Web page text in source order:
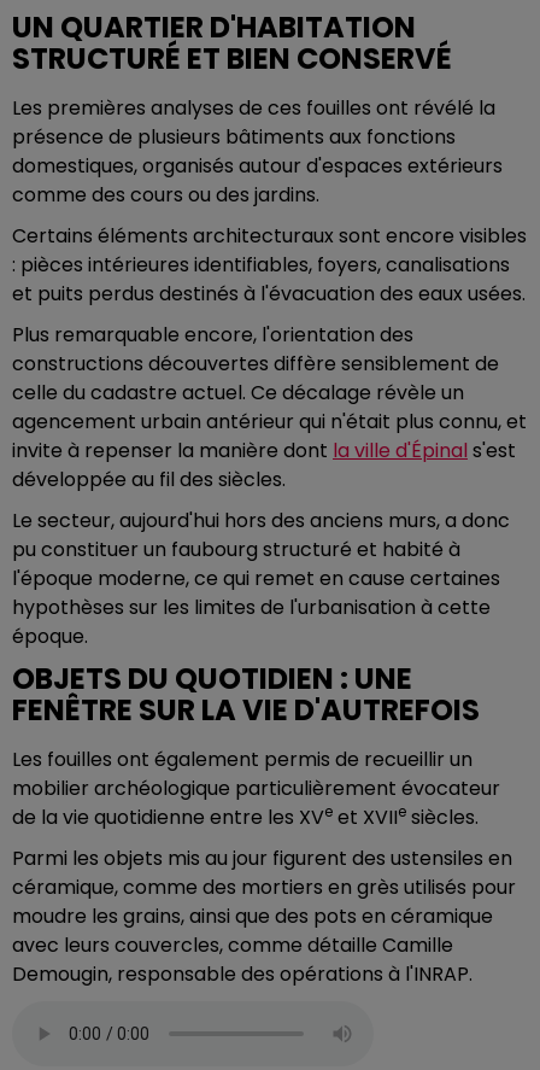
UN QUARTIER D'HABITATION
STRUCTURÉ ET BIEN CONSERVÉ
Les premières analyses de ces fouilles ont révélé la
présence de plusieurs bâtiments aux fonctions
domestiques, organisés autour d'espaces extérieurs
comme des cours ou des jardins.
Certains éléments architecturaux sont encore visibles
: pièces intérieures identifiables, foyers, canalisations
et puits perdus destinés à l'évacuation des eaux usées.
Plus remarquable encore, l'orientation des
constructions découvertes diffère sensiblement de
celle du cadastre actuel. Ce décalage révèle un
agencement urbain antérieur qui n'était plus connu, et
invite à repenser la manière dont la ville d'Épinal s'est
développée au fil des siècles.
Le secteur, aujourd'hui hors des anciens murs, a donc
pu constituer un faubourg structuré et habité à
l'époque moderne, ce qui remet en cause certaines
hypothèses sur les limites de l'urbanisation à cette
époque.
OBJETS DU QUOTIDIEN : UNE
FENÊTRE SUR LA VIE D'AUTREFOIS
Les fouilles ont également permis de recueillir un
mobilier archéologique particulièrement évocateur
de la vie quotidienne entre les XVe et XVIIe siècles.
Parmi les objets mis au jour figurent des ustensiles en
céramique, comme des mortiers en grès utilisés pour
moudre les grains, ainsi que des pots en céramique
avec leurs couvercles, comme détaille Camille
Demougin, responsable des opérations à l'INRAP.